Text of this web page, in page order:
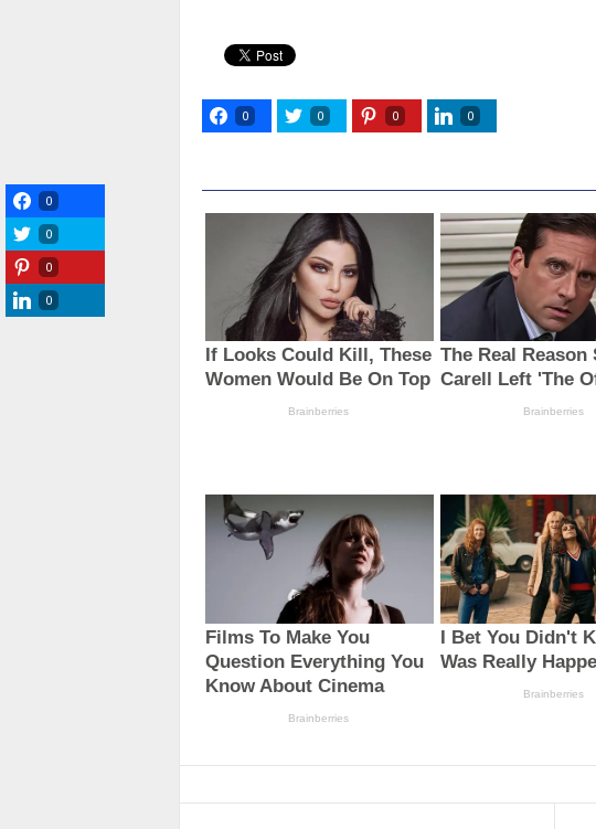
0 0 0 0
0
0
0
0